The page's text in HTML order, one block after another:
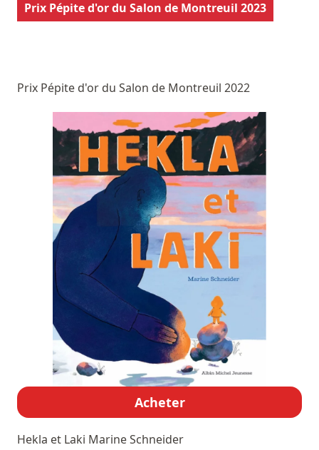
Prix Pépite d'or du Salon de Montreuil 2023
Prix Pépite d'or du Salon de Montreuil 2022
Acheter
Hekla et Laki Marine Schneider